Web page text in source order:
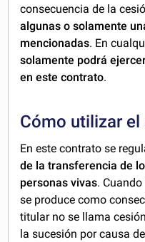
consecuencia de la
algunas o solamente
mencionadas. En
solamente podrá
en este contrato.
Cómo utilizar
En este contrato se
de la transferencia de
personas vivas.
se produce como
titular no se llama
la sucesión por causa